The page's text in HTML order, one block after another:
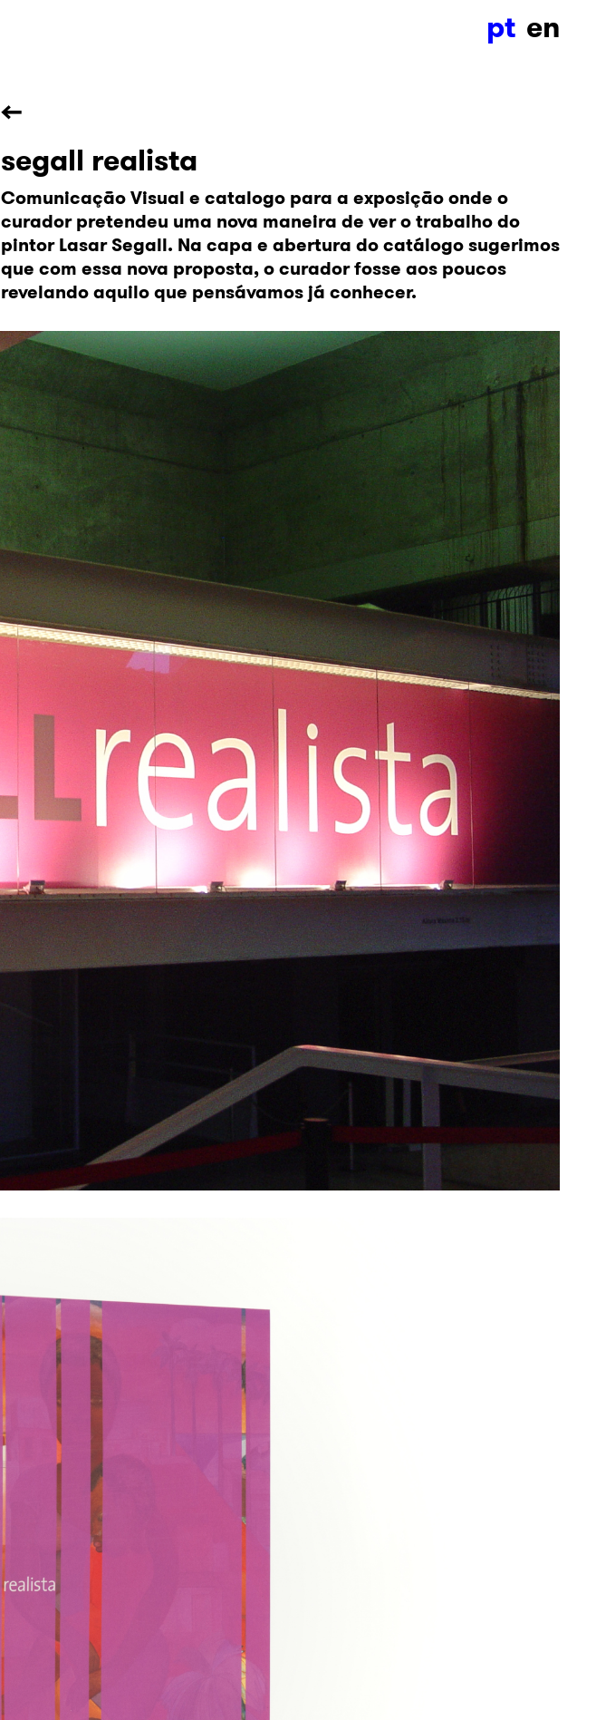
pt en
←
segall realista
Comunicação Visual e catalogo para a exposição onde o
curador pretendeu uma nova maneira de ver o trabalho do
pintor Lasar Segall. Na capa e abertura do catálogo sugerimos
que com essa nova proposta, o curador fosse aos poucos
revelando aquilo que pensávamos já conhecer.